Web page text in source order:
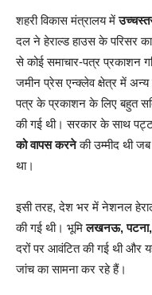
शहरी विकास मंत्रालय में
दल ने हेराल्ड हाउस के परिसर का
से कोई समाचार-पत्र प्रकाशन
जमीन प्रेस एन्क्लेव क्षेत्र में अन्य
पत्र के प्रकाशन के लिए बहुत
की गई थी। सरकार के साथ
को वापस करनेकी उम्मीद थी
था।
इसी तरह, देश भर में नेशनल
की गई थी। भूमिलखनऊ, पटना,
दरों पर आवंटित की गई थी और
जांच का सामना कर रहे हैं।